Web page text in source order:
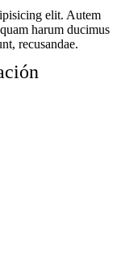
elit. Autem
harum ducimus
recusandae.